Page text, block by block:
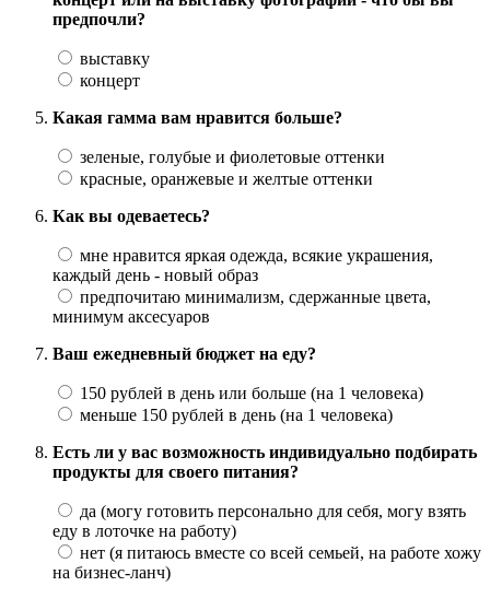
предпочли?
выставку
концерт
Какая гамма вам нравится больше?
зеленые, голубые и фиолетовые оттенки
красные, оранжевые и желтые оттенки
Как вы одеваетесь?
мне нравится яркая одежда, всякие украшения,
каждый день - новый образ
предпочитаю минимализм, сдержанные цвета,
минимум аксесуаров
Ваш ежедневный бюджет на еду?
150 рублей в день или больше (на 1 человека)
меньше 150 рублей в день (на 1 человека)
Есть ли у вас возможность индивидуально подбирать
продукты для своего питания?
да (могу готовить персонально для себя, могу взять
еду в лоточке на работу)
нет (я питаюсь вместе со всей семьей, на работе хожу
на бизнес-ланч)